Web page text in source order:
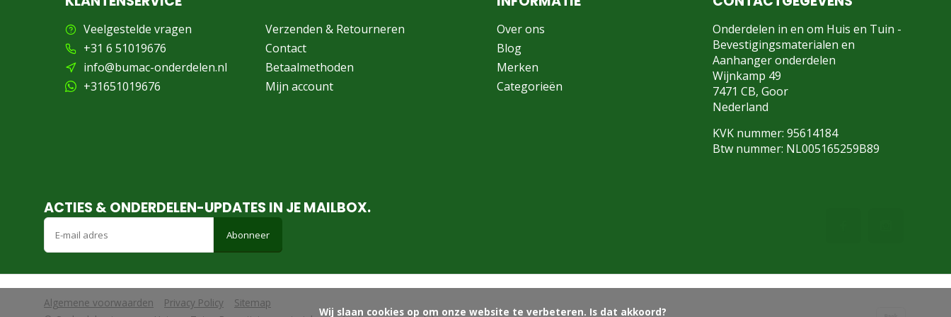
Veelgestelde vragen
+31 6 51019676
info@bumac-onderdelen.nl
+31651019676
Verzenden & Retourneren
Contact
Betaalmethoden
Mijn account
Over ons
Blog
Merken
Categorieën
Onderdelen in en om Huis en Tuin -
Bevestigingsmaterialen en
Aanhanger onderdelen
Wijnkamp 49
7471 CB, Goor
Nederland
KVK nummer: 95614184
Btw nummer: NL005165259B89
ACTIES & ONDERDELEN-UPDATES IN JE MAILBOX.
Abonneer
Algemene voorwaarden Privacy Policy
Sitemap